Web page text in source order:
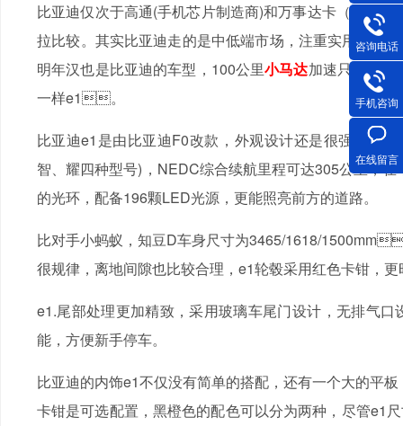
比亚迪仅次于高通(手机芯片制造商)和万事达卡（
拉比较。其实比亚迪走的是中低端市场，注重实用性和性
明年汉也是比亚迪的车型，100公里小马达加速只有2。
一样e1。
比亚迪e1是由比亚迪F0改款，外观设计还是很强的F0风格
智、耀四种型号)，NEDC综合续航里程可达305公里
的光环，配备196颗LED光源，更能照亮前方的道路。
比对手小蚂蚁，知豆D车身尺寸为3465/1618/
很规律，离地间隙也比较合理，e1轮毂采用红色卡钳，更时
e1.尾部处理更加精致，采用玻璃车尾门设计，无排
能，方便新手停车。
比亚迪的内饰e1不仅没有简单的搭配，还有一个大的平板
卡钳是可选配置，黑橙色的配色可以分为两种，尽管e1
咨询电话
手机咨询
在线留言